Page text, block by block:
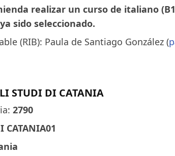
realizar un curso de italiano
sido seleccionado.
(RIB): Paula de Santiago González (
STUDI DI CATANIA
2790
I CATANIA01